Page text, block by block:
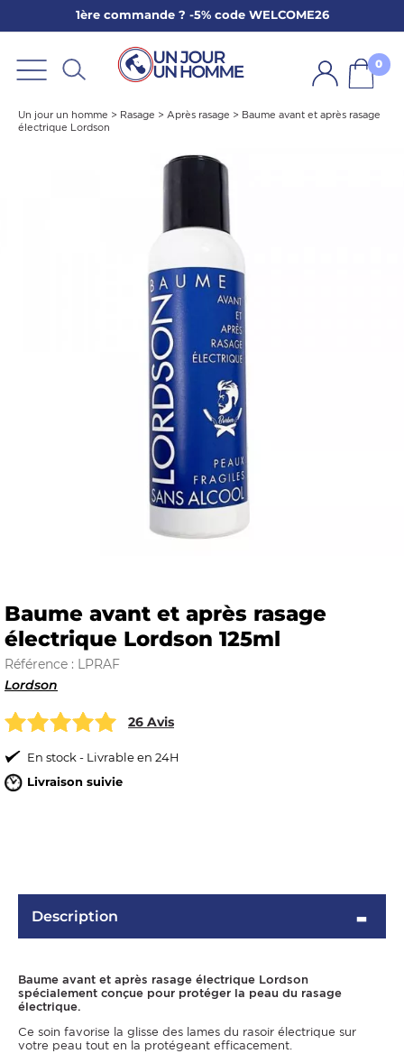
1ère commande ? -5% code WELCOME26
0
Un jour un homme > Rasage > Après rasage > Baume avant et après rasage
électrique Lordson
Baume avant et après rasage
électrique Lordson 125ml
Référence : LPRAF
Lordson
26 Avis
En stock - Livrable en 24H
Livraison suivie
Description
Baume avant et après rasage électrique Lordson
spécialement conçue pour protéger la peau du rasage
électrique.
Ce soin favorise la glisse des lames du rasoir électrique sur
votre peau tout en la protégeant efficacement.